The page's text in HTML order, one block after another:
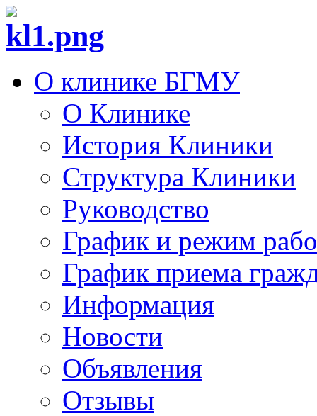
О клинике БГМУ
О Клинике
История Клиники
Структура Клиники
Руководство
График и режим
График приема
Информация
Новости
Объявления
Отзывы